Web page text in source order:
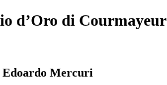
d’Oro di Courmayeur
Edoardo Mercuri